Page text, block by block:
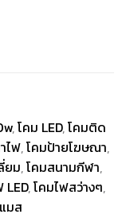
,โคม LED,โคมติด
ไฟ,โคมป้ายโฆษณา,
ยม,โคมสนามกีฬา,
LED,โคมไฟสว่างๆ,
มส